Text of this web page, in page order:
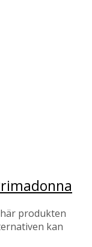
produkten
kan